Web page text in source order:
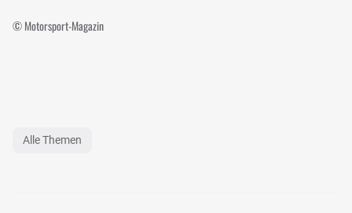
© Motorsport-Magazin
Alle Themen